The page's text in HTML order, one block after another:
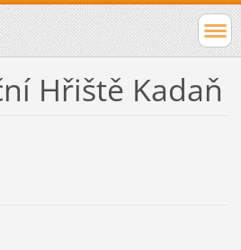
Hřiště Kadaň